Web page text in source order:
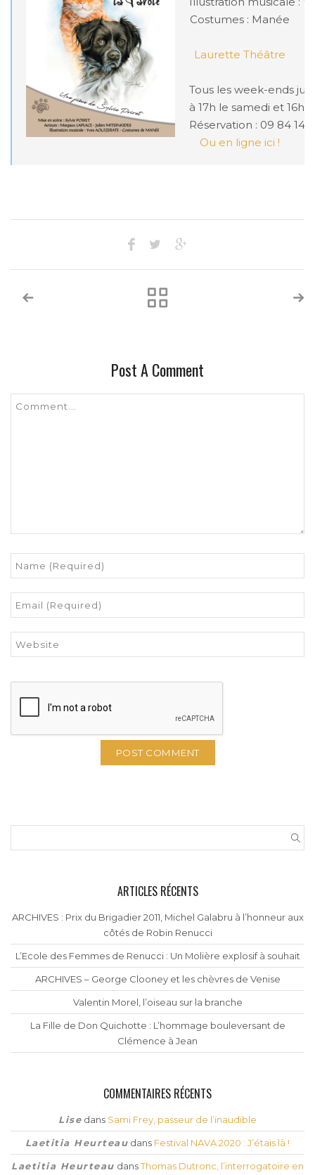
Costumes : Manée
Laurette Théâtre
Tous les week-ends
à 17h le samedi et 16h
Ou en ligne ici !
Post A Comment
ARTICLES RÉCENTS
ARCHIVES : Prix du Brigadier 2011, Michel Galabru à l’honneur aux
côtés de Robin Renucci
L’Ecole des Femmes de Renucci : Un Molière explosif à souhait
ARCHIVES – George Clooney et les chèvres de Venise
Valentin Morel, l’oiseau sur la branche
La Fille de Don Quichotte : L’hommage bouleversant de
Clémence à Jean
COMMENTAIRES RÉCENTS
Lise dans Sami Frey, passeur de l’inaudible
Laetitia Heurteau dans Festival NAVA 2020 : J’étais là !
Laetitia Heurteau dansThomas Dutronc, l’interrogatoire en